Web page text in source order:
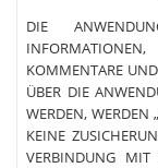
DIE
KOMMENTARE
ÜBER DIE
WERDEN, WERDEN
KEINE
VERBINDUNG MIT